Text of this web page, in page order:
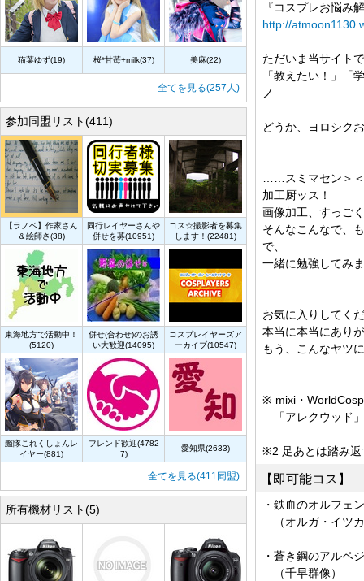
猫葉ゆず(19) 桜*甘苺+milk(37) 美麻(22)
全てを見る(257人)
参加同盟リスト(411)
【ラノベ】作家さん
＆絵師さ(38)
同行レイヤーさんや
併せを募(10951)
コス☆撮影者を募集
します！(22481)
東海地方で活動中！
(5120)
併せ(合わせ)のお誘
い大歓迎(14095)
コスプレイヤーズア
ーカイブ(10547)
艦隊これくしょんレ
イヤー(881)
フレンド歓迎(4782
7)
愛知県(2633)
全てを見る(411同盟)
所有機材リスト(5)
『コスプレお悩み
http://
ただいま当サイト
「教えたい！」「
ノ
どうか、ヨロシク
……スミマセン＞＜
加工厨ッス！
画像加工、すっご
そんなこんなで、
で、
一緒に勉強してみ
お気に入りしてく
本当に本当にあり
もう、こんなヤツ
※ mixi・
「アレクウッド
※2 足あとは踏み返
【即可能コス】
・鉄血のオルフェ
（オルガ・イツ
・蒼き鋼のアルペ
（千早群像）